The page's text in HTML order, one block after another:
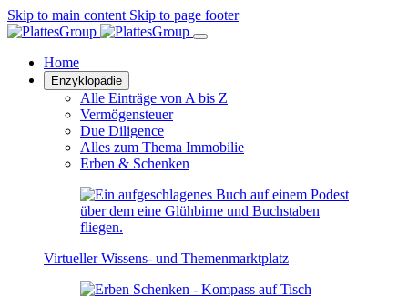
Skip to main content Skip to page footer
Home
Enzyklopädie
Alle Einträge von A bis Z
Vermögensteuer
Due Diligence
Alles zum Thema Immobilie
Erben & Schenken
Virtueller Wissens- und Themenmarktplatz